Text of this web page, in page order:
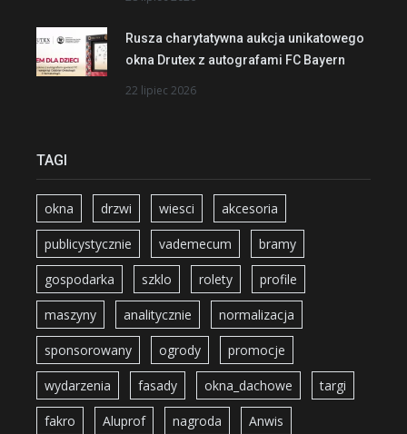
Rusza charytatywna aukcja unikatowego
okna Drutex z autografami FC Bayern
22 lipiec 2026
TAGI
okna drzwi wiesci akcesoria
publicystycznie vademecum bramy
gospodarka szklo rolety profile
maszyny analitycznie normalizacja
sponsorowany ogrody promocje
wydarzenia fasady okna_dachowe targi
fakro Aluprof nagroda Anwis